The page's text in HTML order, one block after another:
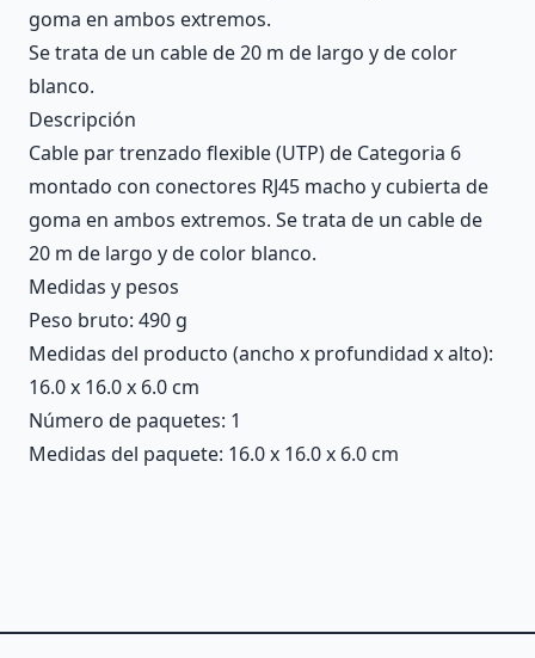
goma en ambos extremos.
Se trata de un cable de 20 m de largo y de color
blanco.
Descripción
Cable par trenzado flexible (UTP) de Categoria 6
montado con conectores RJ45 macho y cubierta de
goma en ambos extremos. Se trata de un cable de
20 m de largo y de color blanco.
Medidas y pesos
Peso bruto: 490 g
Medidas del producto (ancho x profundidad x alto):
16.0 x 16.0 x 6.0 cm
Número de paquetes: 1
Medidas del paquete: 16.0 x 16.0 x 6.0 cm